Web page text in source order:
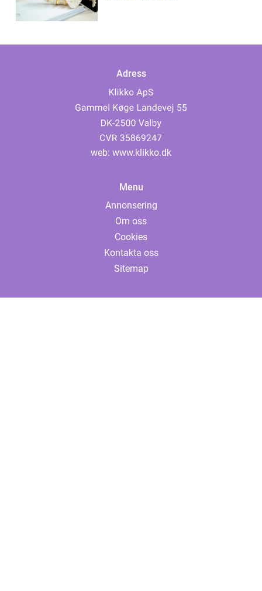
Adress
web: www.klikko.dk
Menu
Annonsering
Om oss
Cookies
Kontakta oss
Sitemap